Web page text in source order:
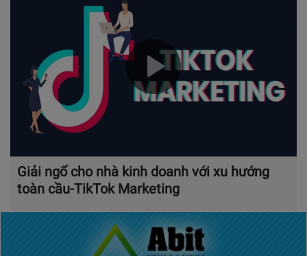
Giải ngố cho nhà kinh doanh với xu hướng
toàn cầu-TikTok Marketing